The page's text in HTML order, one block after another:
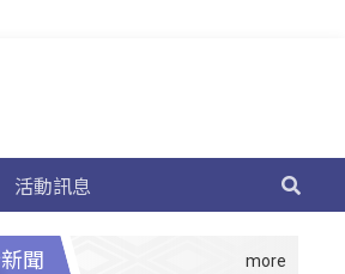
活動訊息
聞